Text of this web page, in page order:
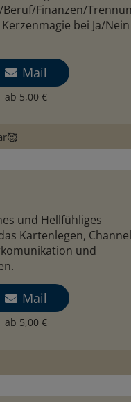
Finanzen/
bei Ja/Nein
Mail
ab 5,00 €
und Hellfühliges
Kartenlegen,
und
Mail
ab 5,00 €